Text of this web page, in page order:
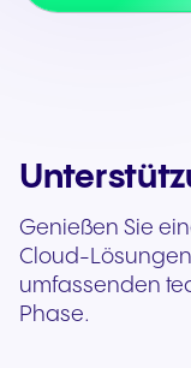
Genießen Sie
Cloud-Lösungen
umfassenden
Phase.